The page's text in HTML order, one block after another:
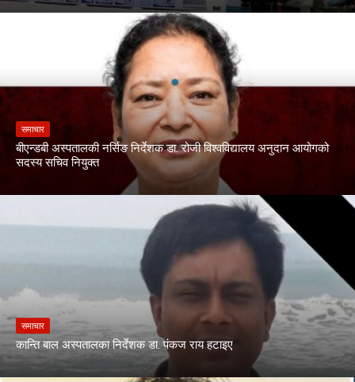
समाचार
बीएन्डबी अस्पतालकी नर्सिङ निर्देशक डा. रोजी विश्वविद्यालय अनुदान आयोगको
सदस्य सचिव नियुक्त
समाचार
कान्ति बाल अस्पतालका निर्देशक डा. पंकज राय हटाइए